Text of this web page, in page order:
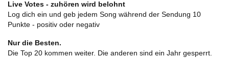
Live Votes - zuhören wird belohnt
Log dich ein und geb jedem Song während der Sendung 10
Punkte - positiv oder negativ
Nur die Besten.
Die Top 20 kommen weiter. Die anderen sind ein Jahr gesperrt.